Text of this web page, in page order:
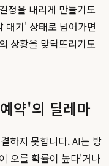
정을 내리게 만들기도
대기' 상태로 넘어가면
상황을 맞닥뜨리기도
약'의 딜레마
하지 못합니다. AI는 방
오를 확률이 높다'거나